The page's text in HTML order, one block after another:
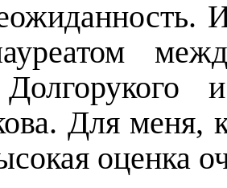
Для меня,
оценка